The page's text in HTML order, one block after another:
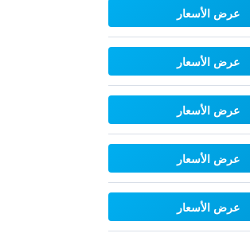
عرض الأسعار
عرض الأسعار
عرض الأسعار
عرض الأسعار
عرض الأسعار